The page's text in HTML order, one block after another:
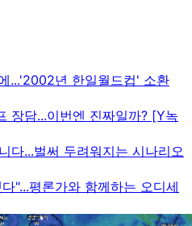
...'2002년 한일월드컵' 소환
장담...이번엔 진짜일까? [Y녹
다...벌써 두려워지는 시나리오
"...평론가와 함께하는 오디세